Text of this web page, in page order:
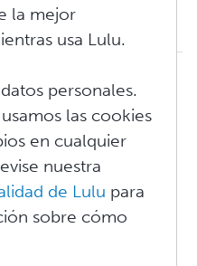
sus propios días festivos y
de 18 meses.
la mejor
usa Lulu.
personales.
las cookies
en cualquier
nuestra
de Lulu para
sobre cómo